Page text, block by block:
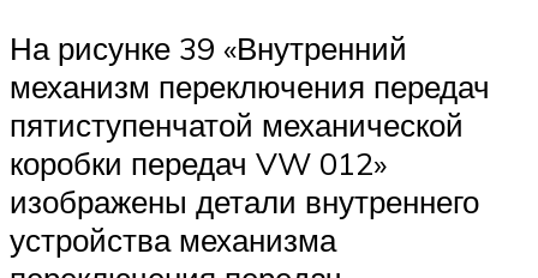
На рисунке 39 «Внутренний
механизм переключения передач
пятиступенчатой механической
коробки передач VW 012»
изображены детали внутрен­него
устройства механизма